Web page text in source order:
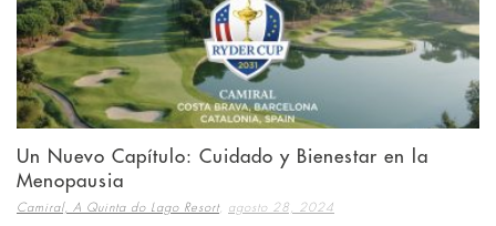
Un Nuevo Capítulo: Cuidado y Bienestar en la
Menopausia
Camiral, A Quinta do Lago Resort, agosto 28, 2024